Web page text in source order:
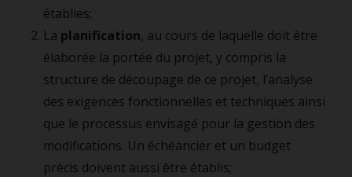
établies;
La planification, au cours de laquelle doit être
élaborée la portée du projet, y compris la
structure de découpage de ce projet, l’analyse
des exigences fonctionnelles et techniques ainsi
que le processus envisagé pour la gestion des
modifications. Un échéancier et un budget
précis doivent aussi être établis;